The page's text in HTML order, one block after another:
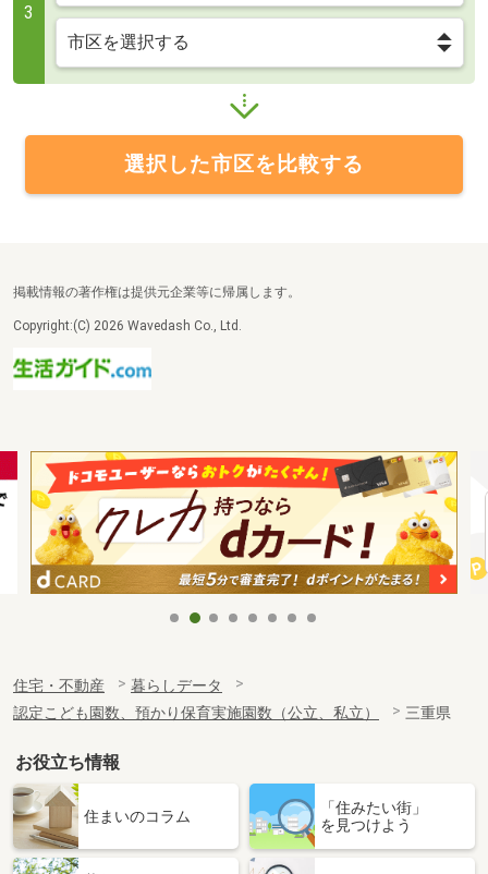
3
選択した市区を比較する
掲載情報の著作権は提供元企業等に帰属します。
Copyright:(C) 2026 Wavedash Co., Ltd.
住宅・不動産
暮らしデータ
認定こども園数、預かり保育実施園数（公立、私立）
三重県
お役立ち情報
住まいのコラム
「住みたい街」
を見つけよう